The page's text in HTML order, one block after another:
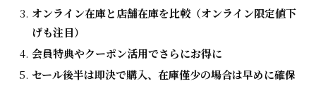
オンライン在庫と店舗在庫を比較（オンライン限定値下
げも注目）
会員特典やクーポン活用でさらにお得に
セール後半は即決で購入、在庫僅少の場合は早めに確保